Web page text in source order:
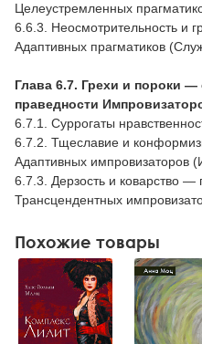
Целеустремленных
6.6.3. Неосмотрительность и
Адаптивных прагматиков
Глава 6.7. Грехи и пороки
праведности
6.7.1. Суррогаты
6.7.2. Тщеславие и
Адаптивных импровизаторов
6.7.3. Дерзость и коварство —
Трансцендентных
Похожие товары